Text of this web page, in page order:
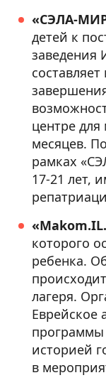
«СЭЛА-
детей к
заведения
центре
месяцев.
рамках
17-21 лет,
которого
ребенка.
лагеря.
Еврейское
программы
историей
в